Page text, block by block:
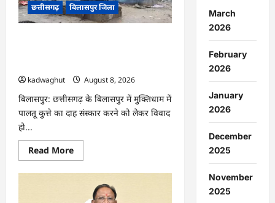
के
नाम
अभियान
का
गया
संदेश
…
छत्तीसगढ़ बिलासपुर जिला
kadwaghut
August 8, 2026
बिलासपुर: छत्तीसगढ़ के बिलासपुर में मुक्तिधाम में
पालतू कुत्ते का दाह संस्कार करने को लेकर विवाद
हो...
Read MoreRead
more
CG
मुक्तिधाम
March
2026
February
2026
January
2026
December
2025
November
2025